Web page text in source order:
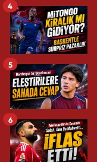
4
5
6